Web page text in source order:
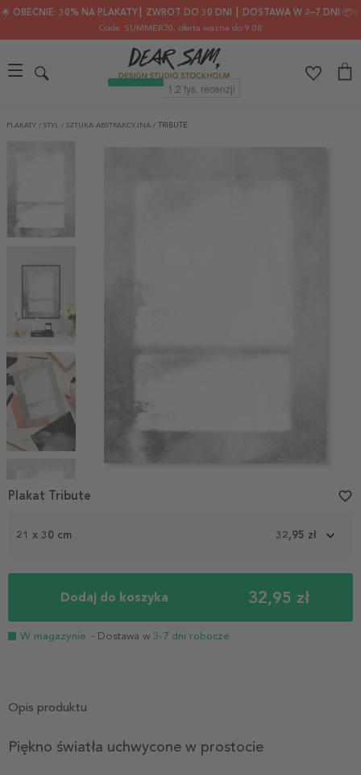
🌟 OBECNIE: 30% NA PLAKATY┃ ZWROT DO 30 DNI ┃ DOSTAWA W 2–7 DNI 📦✨
Code: SUMMER30, oferta ważna do 9.08
PLAKATY / STYL / SZTUKA ABSTRAKCYJNA / TRIBUTE
1
21 x 30 cm 32,95 zł
Dodaj do koszyka 32,95 zł
W magazynie - Dostawa w 3-7 dni robocze
Plakat Tribute favorite_border
Opis produktu
Piękno światła uchwycone w prostocie